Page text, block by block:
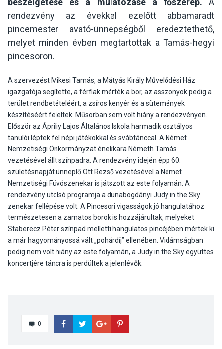
beszélgetésé és a mulatozásé a főszerep. A
rendezvény az évekkel ezelőtt abbamaradt
pincemester avató-ünnepségből eredeztethető,
melyet minden évben megtartottak a Tamás-hegyi
pincesoron.
A szervezést Mikesi Tamás, a Mátyás Király Művelődési Ház
igazgatója segítette, a férfiak mérték a bor, az asszonyok pedig a
terület rendbetételéért, a zsíros kenyér és a sütemények
készítéséért feleltek. Műsorban sem volt hiány a rendezvényen.
Először az Ápriliy Lajos Általános Iskola harmadik osztályos
tanulói léptek fel népi játékokkal és svábtánccal. A Német
Nemzetiségi Önkormányzat énekkara Németh Tamás
vezetésével állt színpadra. A rendezvény idején épp 60.
születésnapját ünneplő Ott Rezső vezetésével a Német
Nemzetiségi Fúvószenekar is játszott az este folyamán. A
rendezvény utolsó programja a dunabogdányi Judy in the Sky
zenekar fellépése volt. A Pincesori vigasságok jó hangulatához
természetesen a zamatos borok is hozzájárultak, melyeket
Staberecz Péter színpad melletti hangulatos pincéjében mértek ki
a már hagyományossá vált „pohárdíj” ellenében. Vidámságban
pedig nem volt hiány az este folyamán, a Judy in the Sky együttes
koncertjére táncra is perdültek a jelenlévők.
0